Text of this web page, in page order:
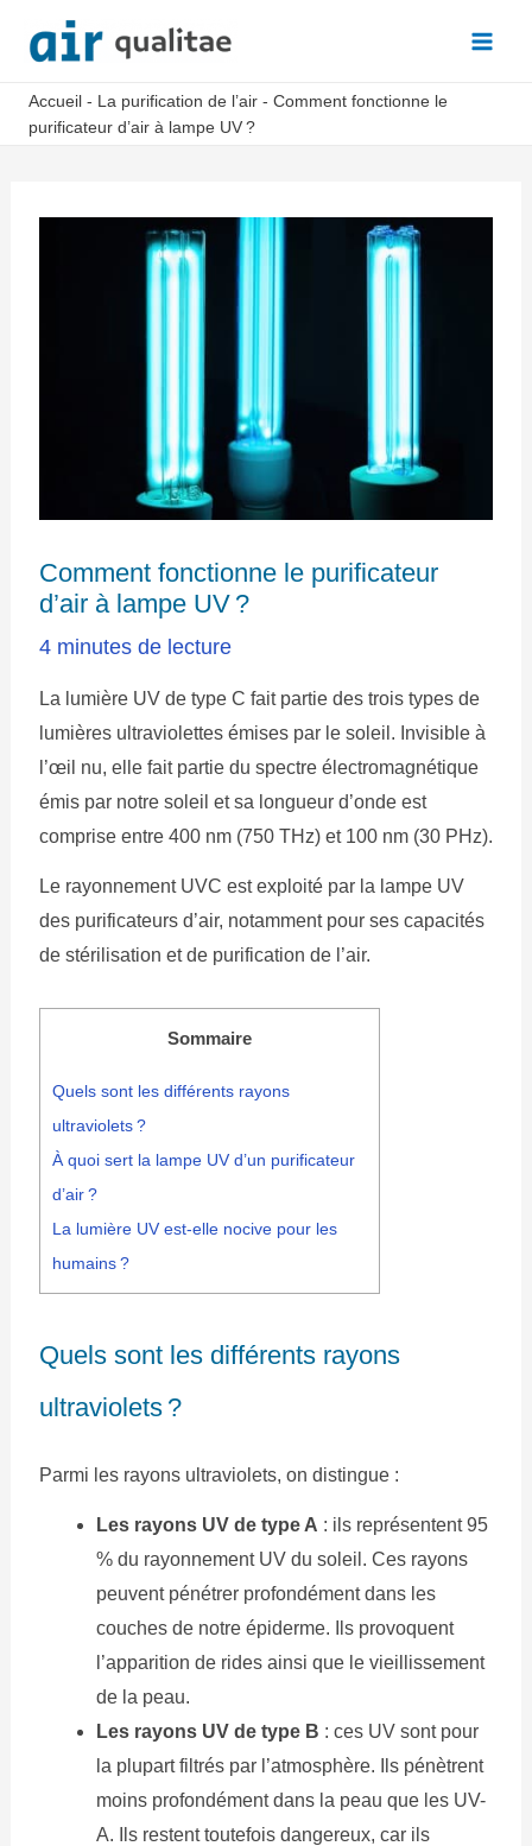
Accueil - La purification de l’air - Comment fonctionne le
purificateur d’air à lampe UV ?
Comment fonctionne le purificateur
d’air à lampe UV ?
4 minutes de lecture
La lumière UV de type C fait partie des trois types de
lumières ultraviolettes émises par le soleil. Invisible à
l’œil nu, elle fait partie du spectre électromagnétique
émis par notre soleil et sa longueur d’onde est
comprise entre 400 nm (750 THz) et 100 nm (30 PHz).
Le rayonnement UVC est exploité par la lampe UV
des purificateurs d’air, notamment pour ses capacités
de stérilisation et de purification de l’air.
Sommaire
Quels sont les différents rayons
ultraviolets ?
À quoi sert la lampe UV d’un purificateur
d’air ?
La lumière UV est-elle nocive pour les
humains ?
Quels sont les différents rayons
ultraviolets ?
Parmi les rayons ultraviolets, on distingue :
Les rayons UV de type A : ils représentent 95
% du rayonnement UV du soleil. Ces rayons
peuvent pénétrer profondément dans les
couches de notre épiderme. Ils provoquent
l’apparition de rides ainsi que le vieillissement
de la peau.
Les rayons UV de type B : ces UV sont pour
la plupart filtrés par l’atmosphère. Ils pénètrent
moins profondément dans la peau que les UV-
A. Ils restent toutefois dangereux, car ils